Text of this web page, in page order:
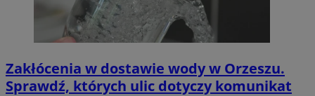
Zakłócenia w dostawie wody w Orzeszu.
Sprawdź, których ulic dotyczy komunikat